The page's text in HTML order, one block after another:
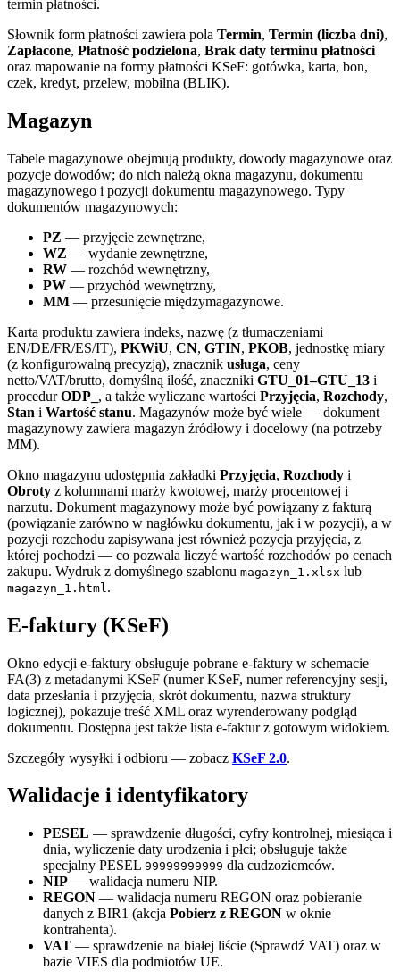
termin płatności.
Słownik form płatności zawiera pola Termin, Termin (liczba dni),
Zapłacone, Płatność podzielona, Brak daty terminu płatności
oraz mapowanie na formy płatności KSeF: gotówka, karta, bon,
czek, kredyt, przelew, mobilna (BLIK).
Magazyn
Tabele magazynowe obejmują produkty, dowody magazynowe oraz
pozycje dowodów; do nich należą okna magazynu, dokumentu
magazynowego i pozycji dokumentu magazynowego. Typy
dokumentów magazynowych:
PZ — przyjęcie zewnętrzne,
WZ — wydanie zewnętrzne,
RW — rozchód wewnętrzny,
PW — przychód wewnętrzny,
MM — przesunięcie międzymagazynowe.
Karta produktu zawiera indeks, nazwę (z tłumaczeniami
EN/DE/FR/ES/IT), PKWiU, CN, GTIN, PKOB, jednostkę miary
(z konfigurowalną precyzją), znacznik usługa, ceny
netto/VAT/brutto, domyślną ilość, znaczniki GTU_01–GTU_13 i
procedurODP_ , a także wyliczane wartości Przyjęcia, Rozchody,
Stan i Wartość stanu. Magazynów może być wiele — dokument
magazynowy zawiera magazyn źródłowy i docelowy (na potrzeby
MM).
Okno magazynu udostępnia zakładki Przyjęcia, Rozchody i
Obroty z kolumnami marży kwotowej, marży procentowej i
narzutu. Dokument magazynowy może być powiązany z fakturą
(powiązanie zarówno w nagłówku dokumentu, jak i w pozycji), a w
pozycji rozchodu zapisywana jest również pozycja przyjęcia, z
której pochodzi — co pozwala liczyć wartość rozchodów po cenach
zakupu. Wydruk z domyślnego szablonu magazyn_1.xlsx lub
magazyn_1.html .
E-faktury (KSeF)
Okno edycji e-faktury obsługuje pobrane e-faktury w schemacie
FA(3) z metadanymi KSeF (numer KSeF, numer referencyjny sesji,
data przesłania i przyjęcia, skrót dokumentu, nazwa struktury
logicznej), pokazuje treść XML oraz wyrenderowany podgląd
dokumentu. Dostępna jest także lista e-faktur z gotowym widokiem.
Szczegóły wysyłki i odbioru — zobacz KSeF 2.0.
Walidacje i identyfikatory
PESEL — sprawdzenie długości, cyfry kontrolnej, miesiąca i
dnia, wyliczenie daty urodzenia i płci; obsługuje także
specjalny PESEL 99999999999 dla cudzoziemców.
NIP — walidacja numeru NIP.
REGON — walidacja numeru REGON oraz pobieranie
danych z BIR1 (akcja Pobierz z REGON w oknie
kontrahenta).
VAT — sprawdzenie na białej liście (Sprawdź VAT) oraz w
bazie VIES dla podmiotów UE.